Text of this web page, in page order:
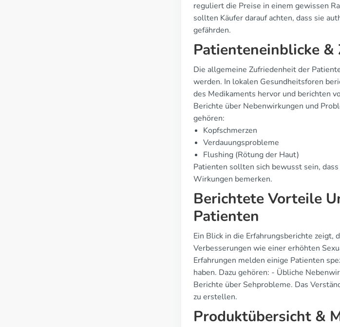
reguliert die Preise in einem gewissen
sollten Käufer darauf achten, dass sie
gefährden.
Patienteneinblicke
Die allgemeine Zufriedenheit der
werden. In lokalen Gesundheitsforen
des Medikaments hervor und berichten
Berichte über Nebenwirkungen und
gehören:
Kopfschmerzen
Verdauungsprobleme
Flushing (Rötung der Haut)
Patienten sollten sich bewusst sein,
Wirkungen bemerken.
Berichtete Vorteile
Patienten
Ein Blick in die Erfahrungsberichte zeigt,
Verbesserungen wie einer erhöhten
Erfahrungen melden einige Patienten
haben. Dazu gehören: - Übliche
Berichte über Sehprobleme. Das
zu erstellen.
Produktübersicht &